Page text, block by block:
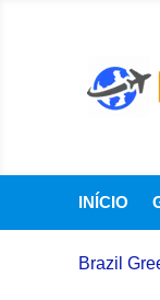
INÍCIO
Brazil